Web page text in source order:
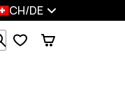
CH/DE
Durchsuche 1 000+